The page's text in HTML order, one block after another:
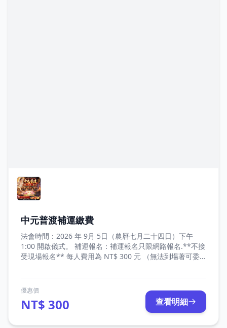
中元普渡補運繳費
法會時間：2026 年 9月 5日（農曆七月二十四日）下午
1:00 開啟儀式。 補運報名：補運報名只限網路報名.**不接
受現場報名** 每人費用為 NT$ 300 元 （無法到場著可委
優惠價
NT$ 300 查看明細